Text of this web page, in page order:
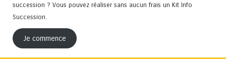
succession ? Vous pouvez réaliser sans aucun frais un Kit Info
Succession.
Je commence